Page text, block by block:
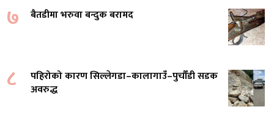
७ बैतडीमा भरुवा बन्दुक बरामद
८
पहिरोको कारण सिल्लेगडा–कालागाउँ–पुर्चौंडी सडक
अवरुद्ध